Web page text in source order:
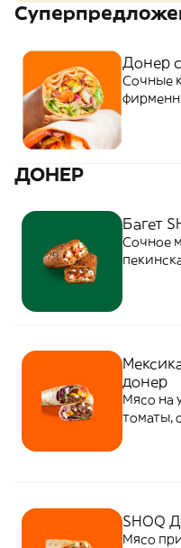
Донер
Сочные
ДОНЕР
Багет
Сочное
донер
Мясо на
томаты,
SHOQ
Мясо